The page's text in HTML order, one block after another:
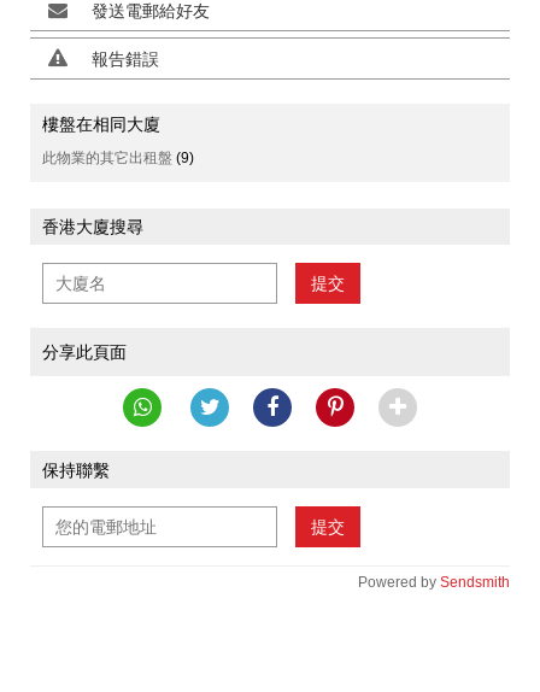
發送電郵給好友
報告錯誤
樓盤在相同大廈
此物業的其它出租盤 (9)
香港大廈搜尋
提交
分享此頁面
保持聯繫
提交
Powered by Sendsmith